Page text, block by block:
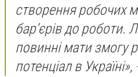
створення робочих
бар’єрів до роботи.
повинні мати змогу
потенціал в